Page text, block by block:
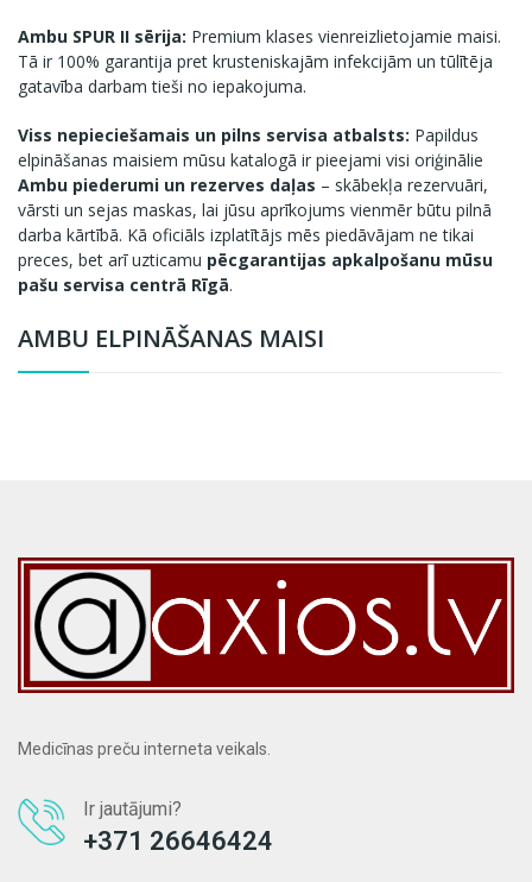
AMBU ELPINĀŠANAS MAISI
Ambu SPUR II sērija: Premium klases vienreizlietojamie maisi.
Tā ir 100% garantija pret krusteniskajām infekcijām un tūlītēja
gatavība darbam tieši no iepakojuma.
Viss nepieciešamais un pilns servisa atbalsts: Papildus
elpināšanas maisiem mūsu katalogā ir pieejami visi oriģinālie
Ambu piederumi un rezerves daļas – skābekļa rezervuāri,
vārsti un sejas maskas, lai jūsu aprīkojums vienmēr būtu pilnā
darba kārtībā. Kā oficiāls izplatītājs mēs piedāvājam ne tikai
preces, bet arī uzticamu pēcgarantijas apkalpošanu mūsu
pašu servisa centrā Rīgā.
Medicīnas preču interneta veikals.
Ir jautājumi?
+371 26646424